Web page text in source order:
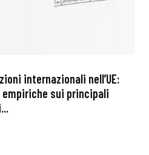
internazionali nell’UE:
empiriche sui principali